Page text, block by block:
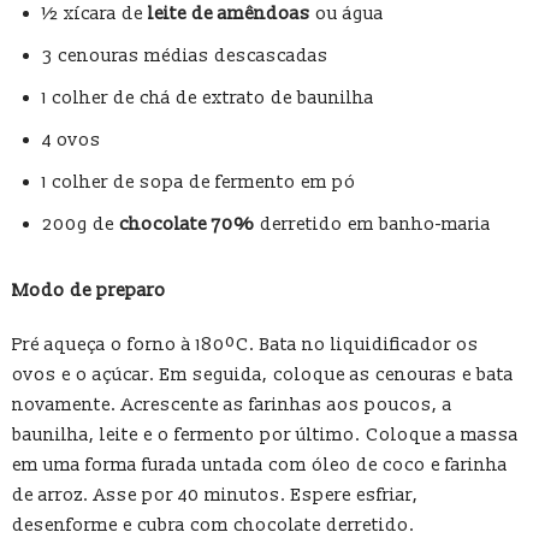
½ xícara de leite de amêndoas ou água
3 cenouras médias descascadas
1 colher de chá de extrato de baunilha
4 ovos
1 colher de sopa de fermento em pó
200g de chocolate 70% derretido em banho-maria
Modo de preparo
Pré aqueça o forno à 180ºC. Bata no liquidificador os
ovos e o açúcar. Em seguida, coloque as cenouras e bata
novamente. Acrescente as farinhas aos poucos, a
baunilha, leite e o fermento por último. Coloque a massa
em uma forma furada untada com óleo de coco e farinha
de arroz. Asse por 40 minutos. Espere esfriar,
desenforme e cubra com chocolate derretido.